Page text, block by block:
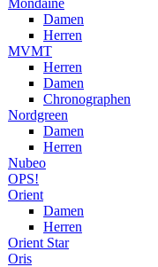
Mondaine
Damen
Herren
MVMT
Herren
Damen
Chronographen
Nordgreen
Damen
Herren
Nubeo
OPS!
Orient
Damen
Herren
Orient Star
Oris